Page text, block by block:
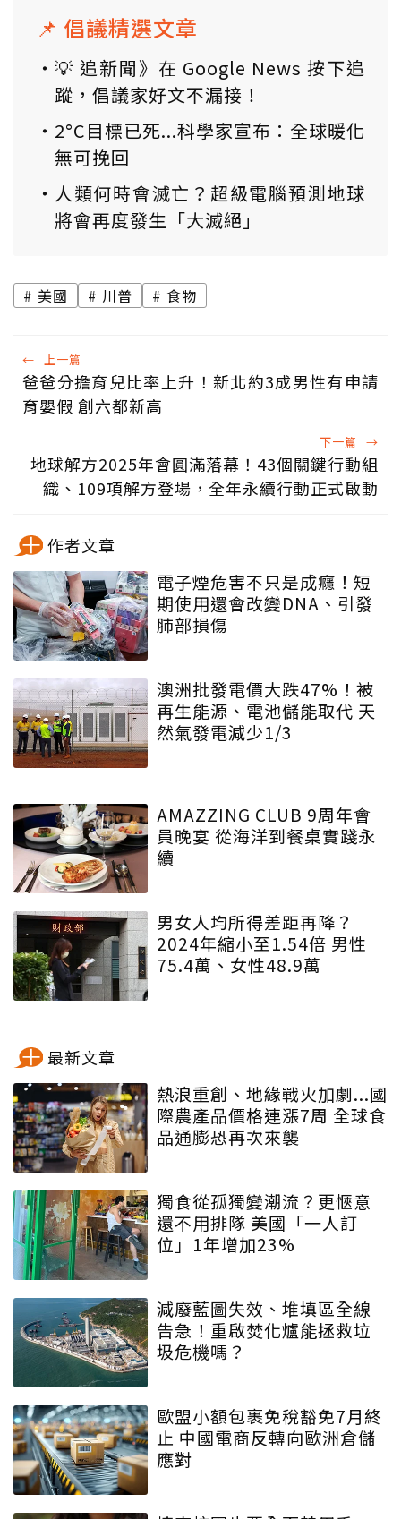
📌 倡議精選文章
💡 追新聞》在 Google News 按下追
蹤，倡議家好文不漏接！
2°C目標已死...科學家宣布：全球暖化
無可挽回
人類何時會滅亡？超級電腦預測地球
將會再度發生「大滅絕」
美國 川普 食物
← 上一篇
爸爸分擔育兒比率上升！新北約3成男性有申請
育嬰假 創六都新高
下一篇 →
地球解方2025年會圓滿落幕！43個關鍵行動組
織、109項解方登場，全年永續行動正式啟動
作者文章
電子煙危害不只是成癮！短
期使用還會改變DNA、引發
肺部損傷
澳洲批發電價大跌47%！被
再生能源、電池儲能取代 天
然氣發電減少1/3
AMAZZING CLUB 9周年會
員晚宴 從海洋到餐桌實踐永
續
男女人均所得差距再降？
2024年縮小至1.54倍 男性
75.4萬、女性48.9萬
最新文章
熱浪重創、地緣戰火加劇...國
際農產品價格連漲7周 全球食
品通膨恐再次來襲
獨食從孤獨變潮流？更愜意
還不用排隊 美國「一人訂
位」1年增加23%
減廢藍圖失效、堆填區全線
告急！重啟焚化爐能拯救垃
圾危機嗎？
歐盟小額包裹免稅豁免7月終
止 中國電商反轉向歐洲倉儲
應對